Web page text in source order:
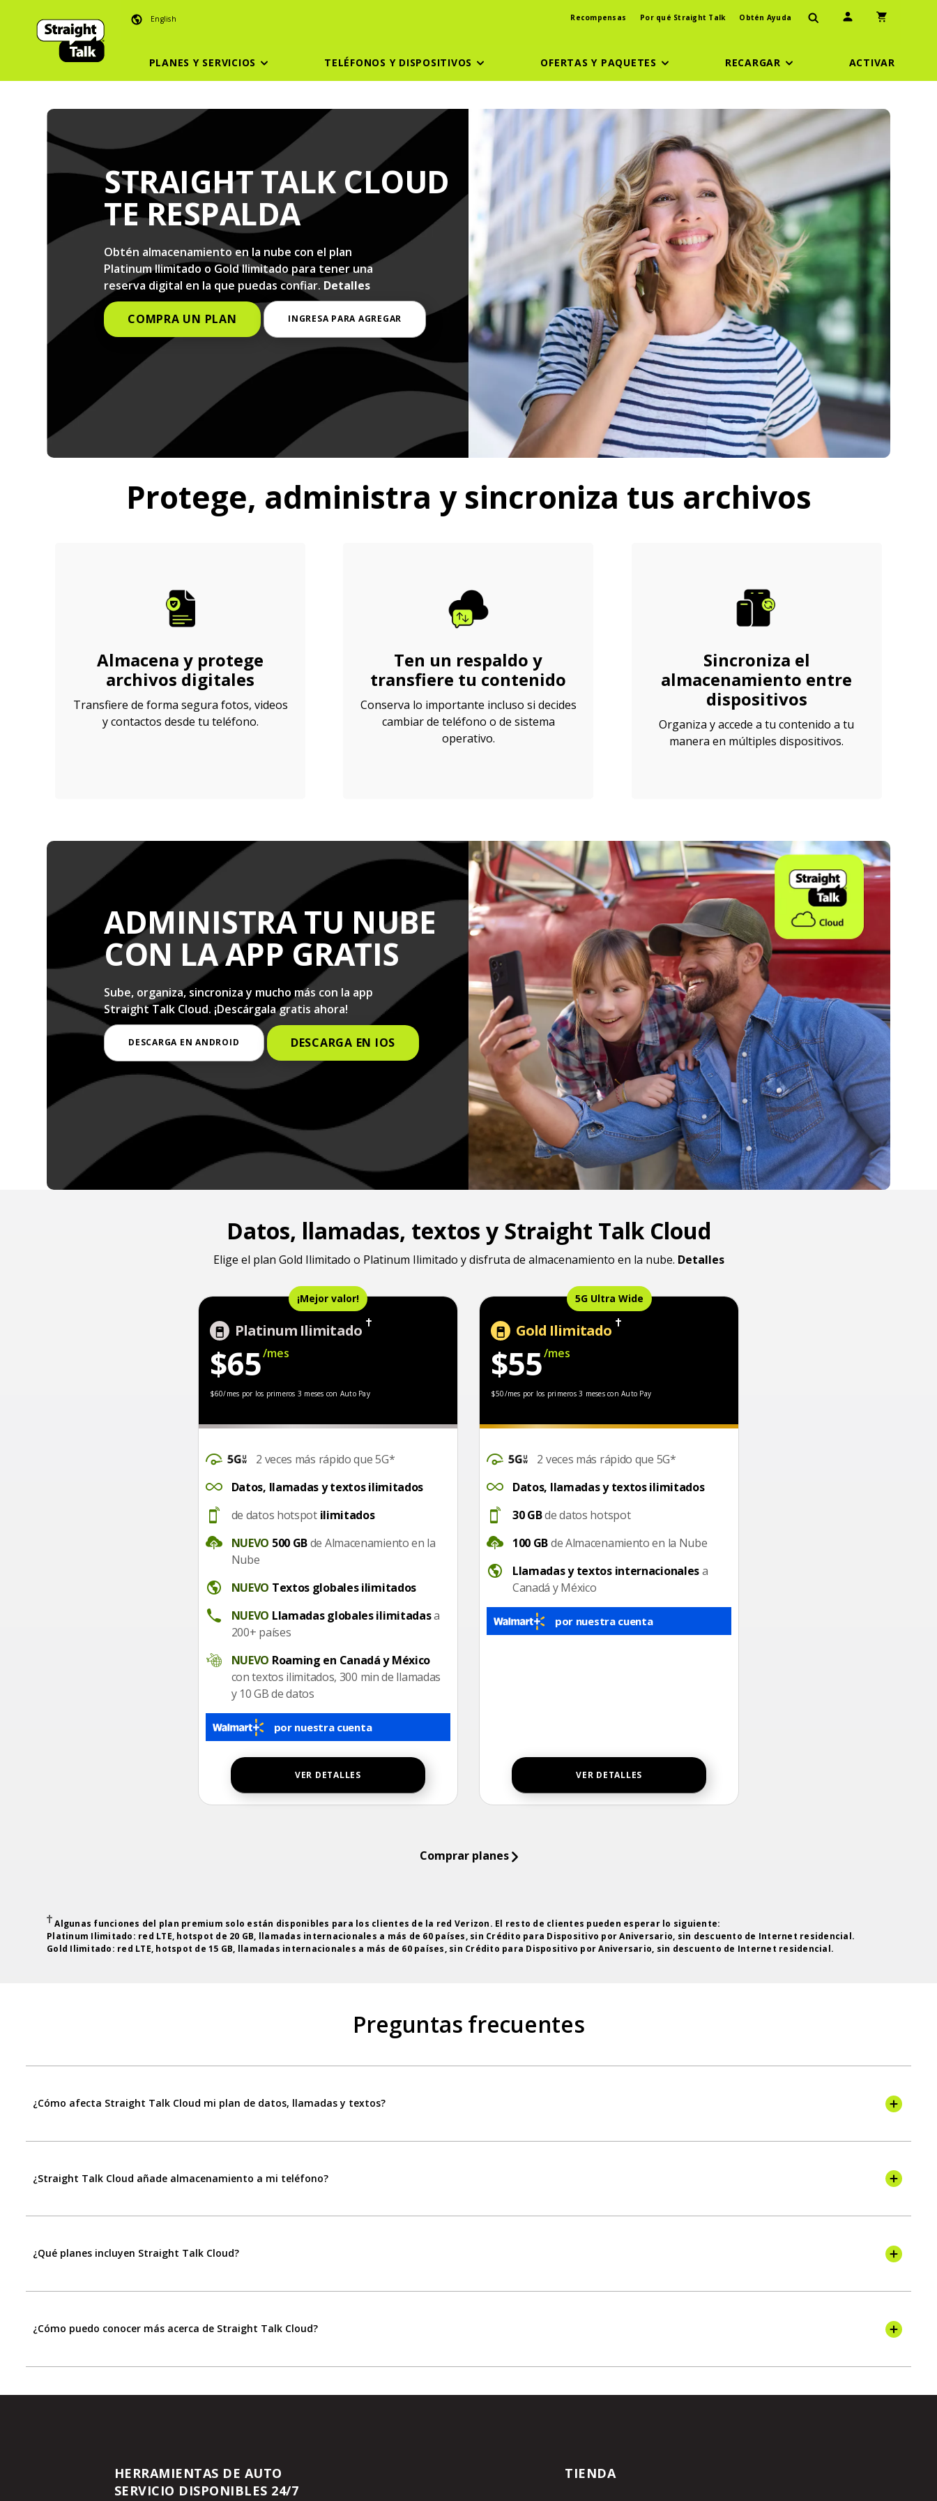
English Recompensas Por qué Straight Talk Obtén Ayuda Ícono de usuario
PLANES Y SERVICIOS TELÉFONOS Y DISPOSITIVOS OFERTAS Y PAQUETES RECARGAR ACTIVAR
STRAIGHT TALK CLOUD
TE RESPALDA
Obtén almacenamiento en la nube con el plan
Platinum Ilimitado o Gold Ilimitado para tener una
reserva digital en la que puedas confiar. Detalles
COMPRA UN PLAN INGRESA PARA AGREGAR
Protege, administra y sincroniza tus archivos
Almacena y protege
archivos digitales
Transfiere de forma segura fotos, videos
y contactos desde tu teléfono.
Ten un respaldo y
transfiere tu contenido
Conserva lo importante incluso si decides
cambiar de teléfono o de sistema
operativo.
Sincroniza el
almacenamiento entre
dispositivos
Organiza y accede a tu contenido a tu
manera en múltiples dispositivos.
ADMINISTRA TU NUBE
CON LA APP GRATIS
Sube, organiza, sincroniza y mucho más con la app
Straight Talk Cloud. ¡Descárgala gratis ahora!
DESCARGA EN ANDROID DESCARGA EN IOS
Datos, llamadas, textos y Straight Talk Cloud
Elige el plan Gold Ilimitado o Platinum Ilimitado y disfruta de almacenamiento en la nube. Detalles
¡Mejor valor!
Platinum Ilimitado
$65/mes
$60/mes por los primeros 3 meses con Auto Pay
$60/mes por los primeros 3 meses con Auto Pay
2 veces más rápido que 5G*
DataSpeed
Datos, llamadas y textos ilimitados
UnlimitedDataTalkText
de datos hotspot ilimitados
Hotspot
NUEVO 500 GBde Almacenamiento en la
Nube
CloudStorage
NUEVO Textos globales ilimitados
Textos globales ilimitados
NUEVO Llamadas globales ilimitadasa
200+ países
Unlimited International calling
NUEVO Roaming en Canadá y México
con textos ilimitados, 300 min de llamadas
y 10 GB de datos
Roaming in Canada & Mexico
por nuestra cuenta
VER DETALLES
5G Ultra Wide
Gold Ilimitado
$55/mes
$50/mes por los primeros 3 meses con Auto Pay
$50/mes por los primeros 3 meses con Auto Pay
2 veces más rápido que 5G*
DataSpeed
Datos, llamadas y textos ilimitados
UnlimitedDataTalkText
30 GBde datos hotspot
Hotspot
100 GBde Almacenamiento en la Nube
CloudStorage
Llamadas y textos internacionalesa
Canadá y México
International calling
por nuestra cuenta
VER DETALLES
Comprar planes
Algunas funciones del plan premium solo están disponibles para los clientes de la red Verizon. El resto de clientes pueden esperar lo siguiente:
Platinum Ilimitado: red LTE, hotspot de 20 GB, llamadas internacionales a más de 60 países, sin Crédito para Dispositivo por Aniversario, sin descuento de Internet residencial.
Gold Ilimitado: red LTE, hotspot de 15 GB, llamadas internacionales a más de 60 países, sin Crédito para Dispositivo por Aniversario, sin descuento de Internet residencial.
Preguntas frecuentes
¿Cómo afecta Straight Talk Cloud mi plan de datos, llamadas y textos?
¿Straight Talk Cloud añade almacenamiento a mi teléfono?
¿Qué planes incluyen Straight Talk Cloud?
¿Cómo puedo conocer más acerca de Straight Talk Cloud?
HERRAMIENTAS DE AUTO
SERVICIO DISPONIBLES 24/7
TIENDA